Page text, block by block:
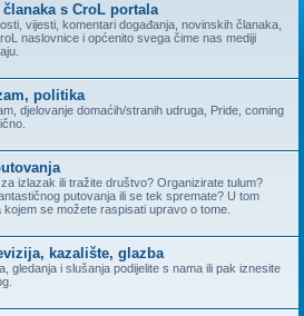
s CroL portala
vijesti, komentari događanja, novinskih članaka,
naslovnice i općenito svega čime nas mediji
politika
djelovanje domaćih/stranih udruga, Pride, coming
izlazak ili tražite društvo? Organizirate tulum?
putovanja ili se tek spremate? U tom
se možete raspisati upravo o tome.
kazalište, glazba
gledanja i slušanja podijelite s nama ili pak iznesite